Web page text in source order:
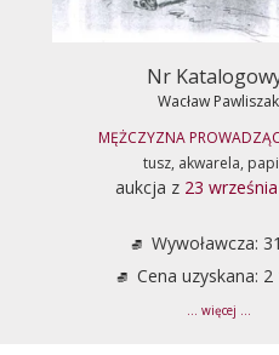
Nr
Wacław Pawliszak
MĘŻCZYZNA
tusz, akwarela,
aukcja z 23
Wywoławcza:
Cena uzyskana: 2
... więcej ...